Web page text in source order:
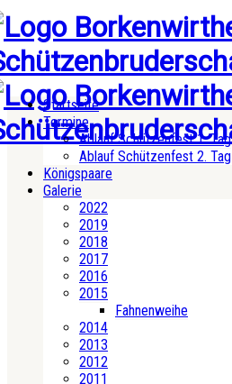
Startseite
Termine
Ablauf Schützenfest 1. Tag
Ablauf Schützenfest 2. Tag
Königspaare
Galerie
2022
2019
2018
2017
2016
2015
Fahnenweihe
2014
2013
2012
2011